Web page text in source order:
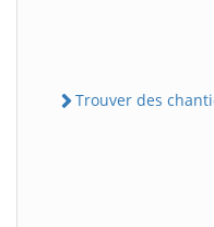
Trouver des